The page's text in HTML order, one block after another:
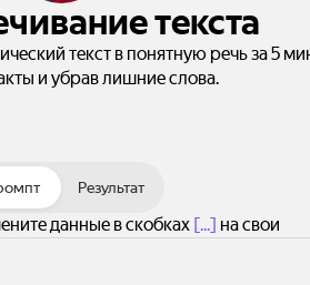
текста
текст в понятную речь за 5
и убрав лишние слова.
Результат
данные в скобках [...] на свои